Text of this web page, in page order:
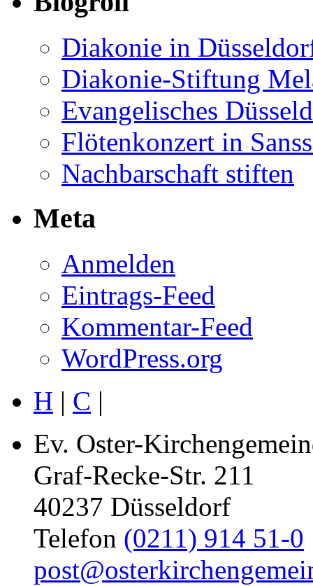
Diakonie in
Diakonie-Stiftung
Evangelisches
Flötenkonzert in
Nachbarschaft stiften
Meta
Anmelden
Eintrags-Feed
Kommentar-Feed
WordPress.org
H | C |
Ev. Oster-
Graf-Recke-Str. 211
40237 Düsseldorf
Telefon (0211) 914 51-0